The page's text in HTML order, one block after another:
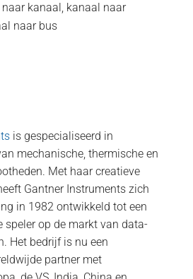
kanaal, kanaal naar
naar bus
is gespecialiseerd in
mechanische, thermische en
Met haar creatieve
Gantner Instruments zich
in 1982 ontwikkeld tot een
speler op de markt van data-
Het bedrijf is nu een
partner met